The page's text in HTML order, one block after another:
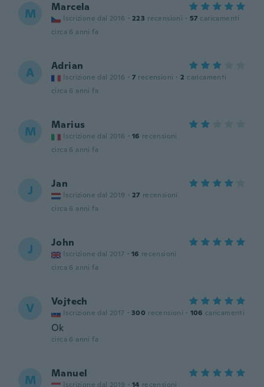
M Marcela
Iscrizione dal 2016 · 223 recensioni · 57 caricamenti
circa 6 anni fa
A Adrian
Iscrizione dal 2016 · 7 recensioni · 2 caricamenti
circa 6 anni fa
M Marius
Iscrizione dal 2016 · 16 recensioni
circa 6 anni fa
J Jan
Iscrizione dal 2019 · 27 recensioni
circa 6 anni fa
J John
Iscrizione dal 2017 · 16 recensioni
circa 6 anni fa
V Vojtech
Iscrizione dal 2017 · 300 recensioni · 106 caricamenti
Ok
circa 6 anni fa
M Manuel
Iscrizione dal 2019 · 14 recensioni